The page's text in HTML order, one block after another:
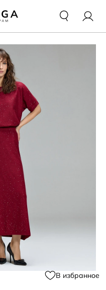
В избранное